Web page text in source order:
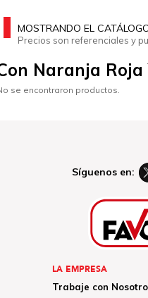
MOSTRANDO EL
Precios son referenciales y
Naranja
se encontraron productos.
Síguenos en:
LA EMPRESA
Trabaje con